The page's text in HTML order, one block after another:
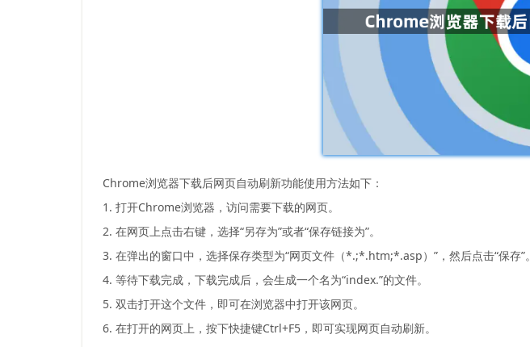
Chrome浏览器下载后网页自动刷新功能使用方法如下：
1. 打开Chrome浏览器，访问需要下载的网页。
2. 在网页上点击右键，选择“另存为”或者“保存链接为”。
3. 在弹出的窗口中，选择保存类型为“网页文件（*.;*.htm;*.asp）”，然后点击“保存”。
4. 等待下载完成，下载完成后，会生成一个名为“index.”的文件。
5. 双击打开这个文件，即可在浏览器中打开该网页。
6. 在打开的网页上，按下快捷键Ctrl+F5，即可实现网页自动刷新。